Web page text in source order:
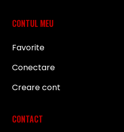
CONTUL MEU
Favorite
Conectare
Creare cont
CONTACT